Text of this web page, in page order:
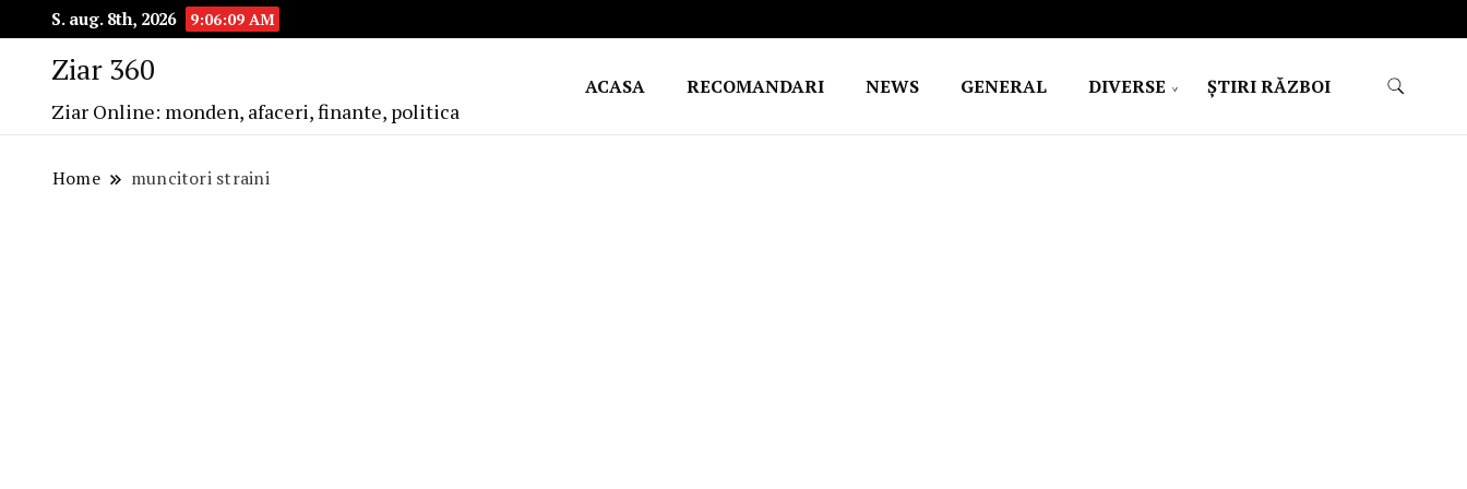
S. aug. 8th, 2026 9:06:10 AM
Ziar 360
Ziar Online: monden, afaceri, finante, politica
ACASA RECOMANDARI NEWS GENERAL DIVERSE ŞTIRI RĂZBOI
Home muncitori straini